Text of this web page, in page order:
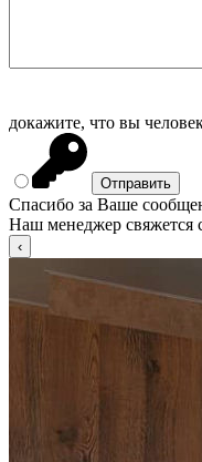
докажите, что вы
Спасибо за Ваше
Наш менеджер свяжется